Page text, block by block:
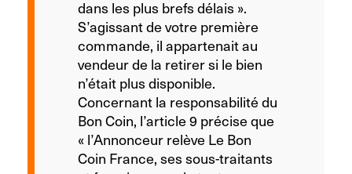
dans les plus brefs délais ».
S’agissant de votre première
commande, il appartenait au
vendeur de la retirer si le bien
n’était plus disponible.
Concernant la responsabilité du
Bon Coin, l’article 9 précise que
« l’Annonceur relève Le Bon
Coin France, ses sous-traitants